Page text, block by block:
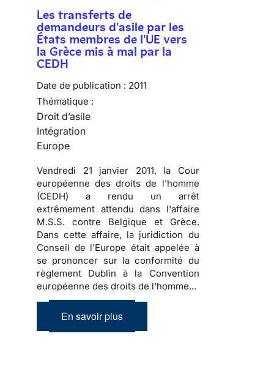
Les transferts de
demandeurs d'asile par les
États membres de l'UE vers
la Grèce mis à mal par la
CEDH
Date de publication : 2011
Thématique :
Droit d’asile
Intégration
Europe
Vendredi 21 janvier 2011, la Cour
européenne des droits de l'homme
(CEDH) a rendu un arrêt
extrêmement attendu dans l'affaire
M.S.S. contre Belgique et Grèce.
Dans cette affaire, la juridiction du
Conseil de l'Europe était appelée à
se prononcer sur la conformité du
règlement Dublin à la Convention
européenne des droits de l'homme...
En savoir plus